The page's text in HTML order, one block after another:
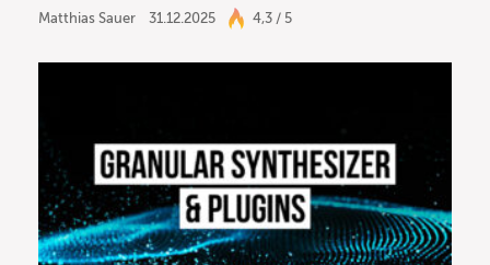
Matthias Sauer 31.12.2025 4,3 / 5